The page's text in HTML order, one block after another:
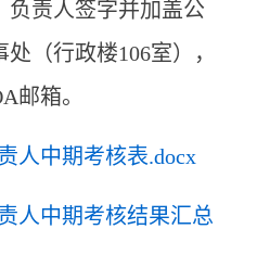
负责人签字并加盖公
处（行政楼106室），
邮箱。
人中期考核表.docx
人中期考核结果汇总